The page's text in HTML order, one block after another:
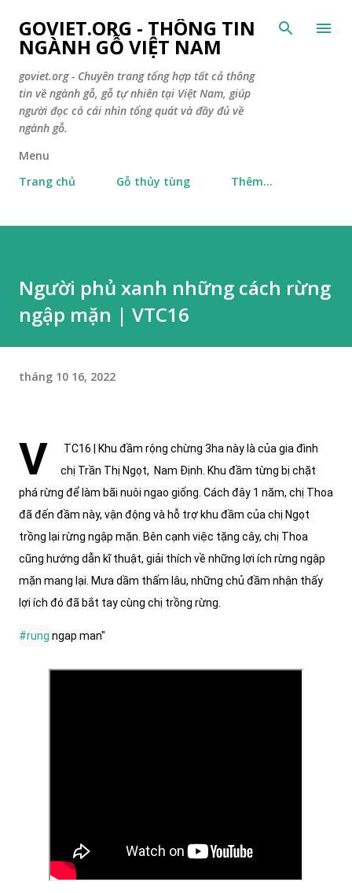
Chuyển đến nội dung chính
GOVIET.ORG - THÔNG TIN
NGÀNH GỖ VIỆT NAM
goviet.org - Chuyên trang tổng hợp tất cả thông
tin về ngành gỗ, gỗ tự nhiên tại Việt Nam, giúp
người đọc có cái nhìn tổng quát và đầy đủ về
ngành gỗ.
Menu
Trang chủ
Gỗ thủy tùng Thêm…
Người phủ xanh những cách rừng
ngập mặn | VTC16
tháng 10 16, 2022
V
TC16 | Khu đầm rộng chừng 3ha này là của gia đình
chị Trần Thị Ngọt,  Nam Định. Khu đầm từng bị chặt
phá rừng để làm bãi nuôi ngao giống. Cách đây 1 năm, chị Thoa
đã đến đầm này, vận động và hỗ trợ khu đầm của chị Ngọt
trồng lại rừng ngập mặn. Bên cạnh việc tặng cây, chị Thoa
cũng hướng dẫn kĩ thuật, giải thích về những lợi ích rừng ngập
mặn mang lại. Mưa dầm thấm lâu, những chủ đầm nhận thấy
lợi ích đó đã bắt tay cùng chị trồng rừng.
#rung ngap man"